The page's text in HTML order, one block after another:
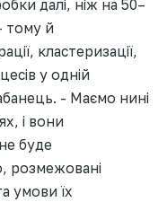
далі, ніж на 50–
тому й
кластеризації,
у одній
- Маємо нині
і вони
буде
розмежовані
умови їх